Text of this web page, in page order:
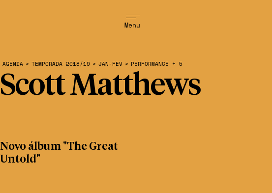
Menu
Scott Matthews
AGENDA > TEMPORADA 2018/19 > JAN-FEV > PERFORMANCE + 5
Novo álbum "The Great
Untold"